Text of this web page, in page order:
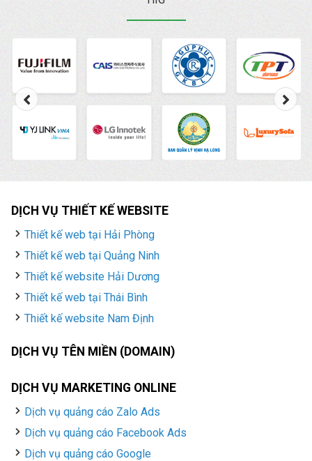
DỊCH VỤ THIẾT KẾ WEBSITE
Thiết kế web tại Hải Phòng
Thiết kế web tại Quảng Ninh
Thiết kế website Hải Dương
Thiết kế web tại Thái Bình
Thiết kế website Nam Định
DỊCH VỤ TÊN MIỀN (DOMAIN)
DỊCH VỤ MARKETING ONLINE
Dịch vụ quảng cáo Zalo Ads
Dịch vụ quảng cáo Facebook Ads
Dịch vụ quảng cáo Google